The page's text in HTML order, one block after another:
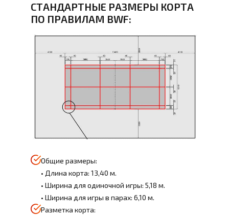
СТАНДАРТНЫЕ РАЗМЕРЫ КОРТА
ПО ПРАВИЛАМ BWF:
Общие размеры:
• Длина корта: 13,40 м.
• Ширина для одиночной игры: 5,18 м.
• Ширина для игры в парах: 6,10 м.
Разметка корта: